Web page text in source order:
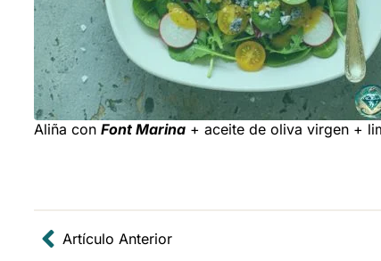
Aliña con Font Marina + aceite de oliva virgen +
Artículo Anterior